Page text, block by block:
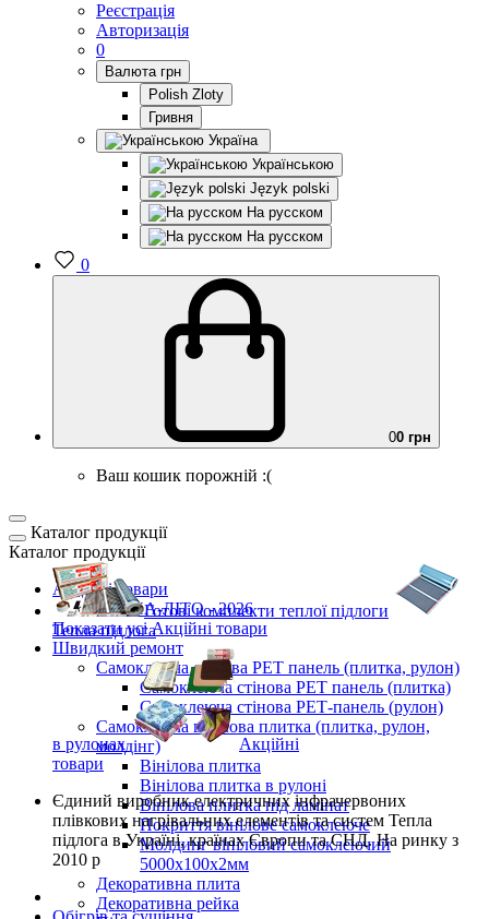
Реєстрація
Авторизація
0
Валюта грн
Polish Zloty
Гривня
Україна
Українською
Język polski
На русском
На русском
0
00 грн
Ваш кошик порожній :(
Каталог продукції
Каталог продукції
Акційні товари
ВЕСНА-ЛІТО - 2026
Показати усі Акційні товари
Швидкий ремонт
Самоклеюча стінова PET панель (плитка, рулон)
Самоклеюча стінова PET панель (плитка)
Самоклеюча стінова РЕТ-панель (рулон)
Самоклеюча вінілова плитка (плитка, рулон,
молдінг)
Вінілова плитка
Вінілова плитка в рулоні
Вінілова плитка під ламінат
Покриття вінілове самоклеюче
Молдинг вініловий самоклеючий
5000х100х2мм
Декоративна плита
Декоративна рейка
Готові комплекти теплої підлоги
Тепла підлога
в рулонах
Акційні
товари
Єдиний виробникелектричних інфрачервоних
плівкових нагрівальних елементів та систем Тепла
підлога в Україні, країнах Європи та СНД.На ринку з
2010 р